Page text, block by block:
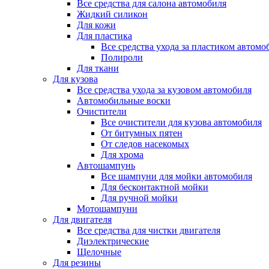
Все средства для салона автомобиля
Жидкий силикон
Для кожи
Для пластика
Все средства ухода за пластиком
Полироли
Для ткани
Для кузова
Все средства ухода за кузовом автомобиля
Автомобильные воски
Очистители
Все очистители для кузова автомобиля
От битумных пятен
От следов насекомых
Для хрома
Автошампунь
Все шампуни для мойки автомобиля
Для бесконтактной мойки
Для ручной мойки
Мотошампуни
Для двигателя
Все средства для чистки двигателя
Диэлектрические
Щелочные
Для резины